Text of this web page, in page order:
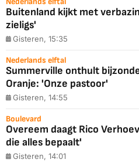
Buitenland kijkt met
zieligs'
Gisteren, 15:35
Nederlands elftal
Summerville onthult
Oranje: 'Onze pastoor'
Gisteren, 14:55
Boulevard
Overeem daagt Rico
die alles bepaalt'
Gisteren, 14:01